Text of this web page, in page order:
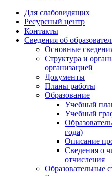
Для слабовидящих
Ресурсный центр
Контакты
Сведения об
Основные
Структура и
организацией
Документы
Планы работы
Образование
Учебный
Учебный
года)
Описание
Сведения о
отчисления
Образовательные